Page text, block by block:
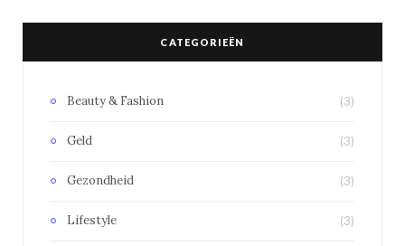
CATEGORIEËN
Beauty & Fashion (3)
Geld (3)
Gezondheid (3)
Lifestyle (3)